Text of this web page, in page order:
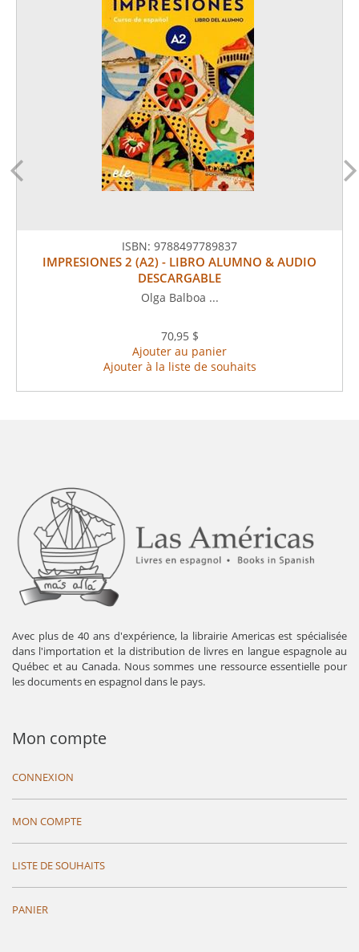
ISBN: 9788497789837
IMPRESIONES 2 (A2) - LIBRO ALUMNO & AUDIO
DESCARGABLE
Olga Balboa ...
70,95 $
Ajouter au panier
Ajouter à la liste de souhaits
Avec plus de 40 ans d'expérience, la librairie Americas est spécialisée
dans l'importation et la distribution de livres en langue espagnole au
Québec et au Canada. Nous sommes une ressource essentielle pour
les documents en espagnol dans le pays.
Mon compte
CONNEXION
MON COMPTE
LISTE DE SOUHAITS
PANIER